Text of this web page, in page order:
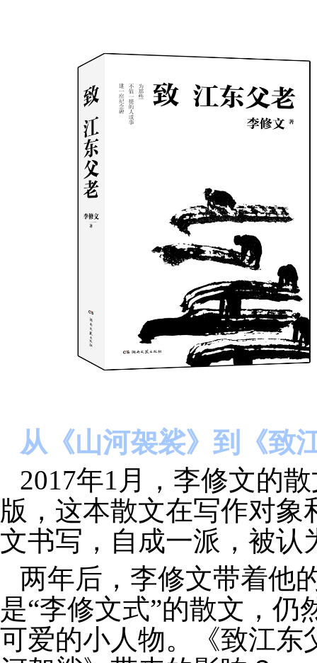
从《山河袈裟》到《致
2017年1月，李修文的
版，这本散文在写作对
文书写，自成一派，被认
两年后，李修文带着他
是“李修文式”的散文，
可爱的小人物。《致江东